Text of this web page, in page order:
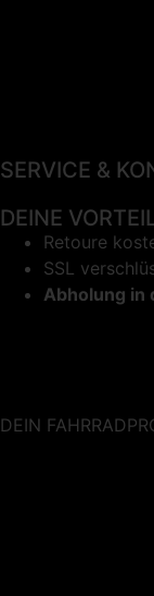
SERVICE &
DEINE
Retoure
SSL
Abholung in
DEIN